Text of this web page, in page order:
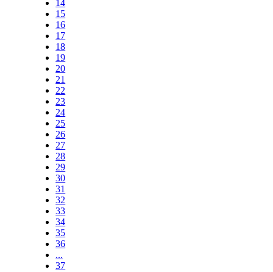
14
15
16
17
18
19
20
21
22
23
24
25
26
27
28
29
30
31
32
33
34
35
36
...
37